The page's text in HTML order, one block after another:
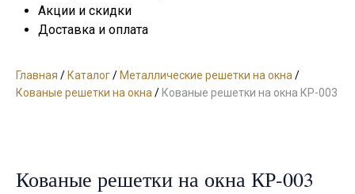
Акции и скидки
Доставка и оплата
Главная /Каталог/Металлические решетки на окна /
Кованые решетки на окна /Кованые решетки на окна КР-003
Кованые решетки на окна КР-003